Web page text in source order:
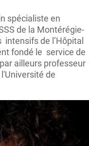
spécialiste en
de la Montérégie-
de l’Hôpital
fondé le service de
ailleurs professeur
de